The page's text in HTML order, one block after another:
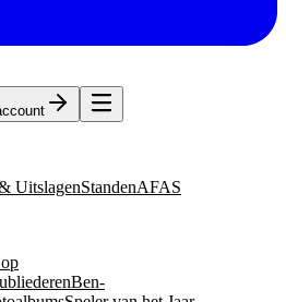
UitslagenStandenAFAS
Ben-